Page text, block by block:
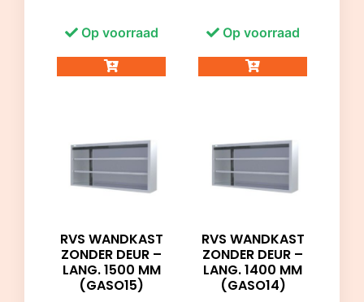
Op voorraad Op voorraad
RVS WANDKAST
ZONDER DEUR –
LANG. 1500 MM
(GASO15)
RVS WANDKAST
ZONDER DEUR –
LANG. 1400 MM
(GASO14)